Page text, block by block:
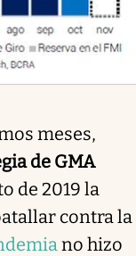
meses,
de GMA
de 2019 la
contra la
no hizo